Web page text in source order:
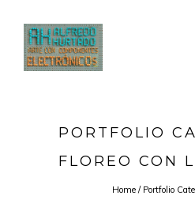
PORTFOLIO
FLOREO CON
Home / Portfolio